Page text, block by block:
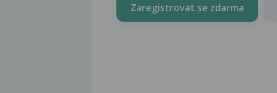
Zaregistrovat se zdarma